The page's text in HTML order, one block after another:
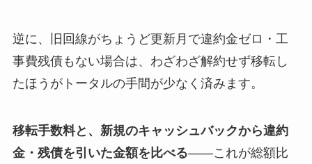
逆に、旧回線がちょうど更新月で違約金ゼロ・工
事費残債もない場合は、わざわざ解約せず移転し
たほうがトータルの手間が少なく済みます。
移転手数料と、新規のキャッシュバックから違約
金・残債を引いた金額を比べる——これが総額比